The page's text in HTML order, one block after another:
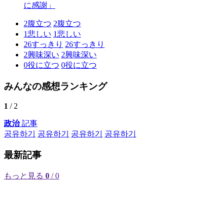
に感謝」
2腹立つ 2腹立つ
1悲しい 1悲しい
26すっきり 26すっきり
2興味深い 2興味深い
0役に立つ 0役に立つ
みんなの感想ランキング
1 / 2
政治記事
공유하기
공유하기 공유하기 공유하기
最新記事
もっと見る 0 / 0